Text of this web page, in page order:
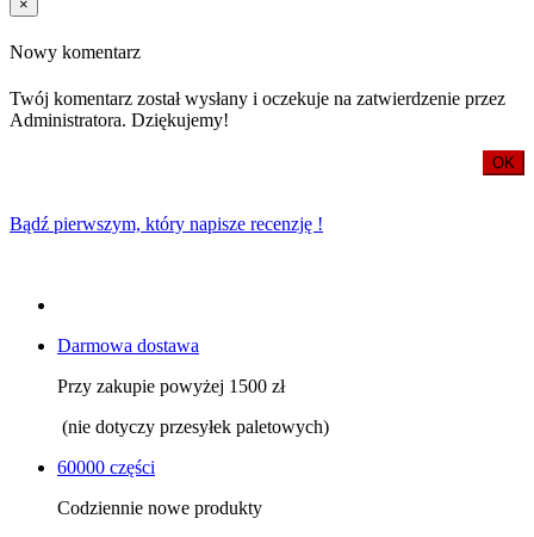
×
Nowy komentarz
Twój komentarz został wysłany i oczekuje na zatwierdzenie przez
Administratora. Dziękujemy!
OK
Bądź pierwszym, który napisze recenzję !
Darmowa dostawa
Przy zakupie powyżej 1500 zł
(nie dotyczy przesyłek paletowych)
60000 części
Codziennie nowe produkty